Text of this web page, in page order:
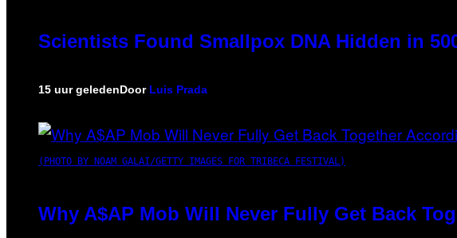
Scientists Found Smallpox DNA Hidden in
15 uur geledenDoor Luis Prada
(PHOTO BY NOAM GALAI/GETTY IMAGES FOR TRIBECA FESTIVAL)
Why A$AP Mob Will Never Fully Get Back